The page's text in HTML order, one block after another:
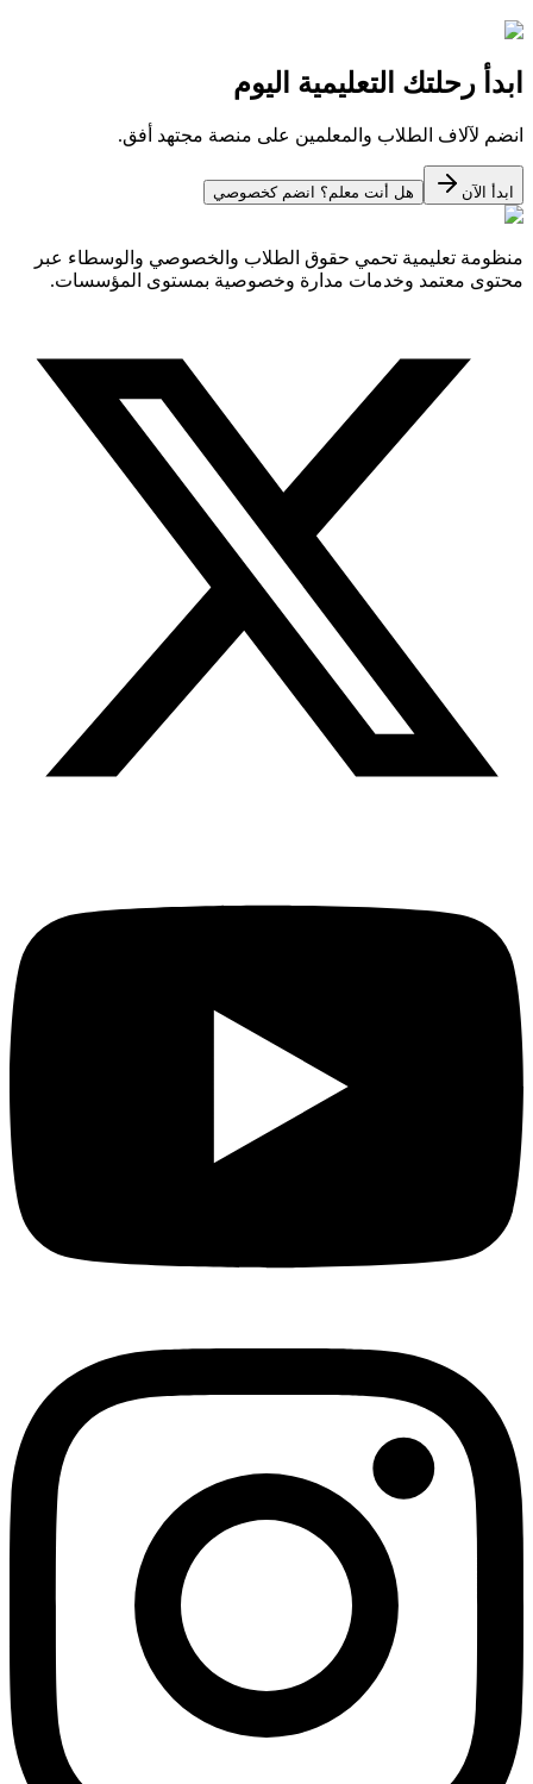
ابدأ رحلتك التعليمية اليوم
انضم لآلاف الطلاب والمعلمين على منصة مجتهد أفق.
ابدأ الآن هل أنت معلم؟ انضم كخصوصي
منظومة تعليمية تحمي حقوق الطلاب والخصوصي والوسطاء عبر
محتوى معتمد وخدمات مدارة وخصوصية بمستوى المؤسسات.